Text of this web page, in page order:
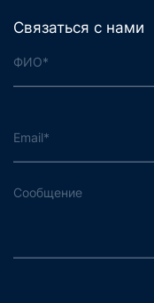
Связаться с нами